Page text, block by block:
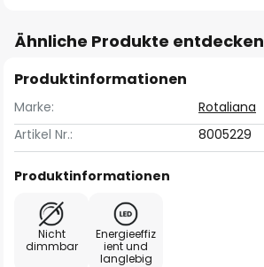
Ähnliche Produkte entdecken
Produktinformationen
Marke:
Rotaliana
Artikel Nr.:
8005229
Produktinformationen
Nicht
dimmbar
Energieeffiz
ient und
langlebig